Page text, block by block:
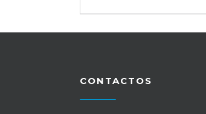
CONTACTOS